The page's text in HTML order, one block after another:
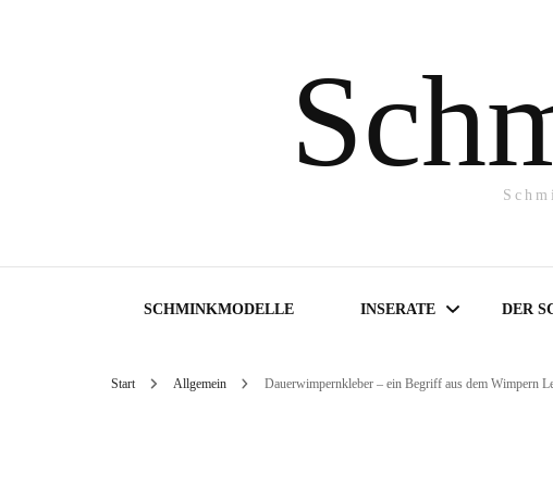
SCHMINKMODELLE INSERATE DER
Start Allgemein Dauerwimpernkleber – ein Begriff aus dem Wimpern